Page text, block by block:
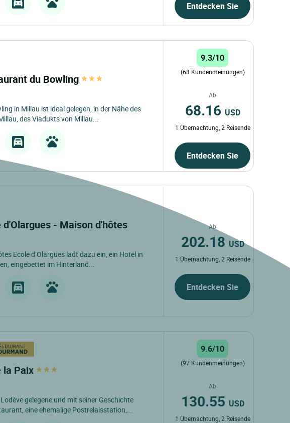
Entdecken Sie
du Bowling
in Millau ist ideal gelegen, in der Nähe des
des Viadukts von Millau...
9.3/10
(68 Kundenmeinungen)
Ab
68.16 USD
1 Übernachtung, 2 Reisende
Entdecken Sie
d'Olargues - Maison d'hôtes
Ecole d’Olargues lädt dazu ein, ein Hotel in
eingebettet im Hinterland...
Ab
202.18USD
1 Übernachtung, 2 Reisende
Entdecken Sie
la Paix
gelegene und mit seiner Geschichte
eine ehemalige Postrelaisstation,...
9.6/10
(97 Kundenmeinungen)
Ab
130.55 USD
1 Übernachtung, 2 Reisende